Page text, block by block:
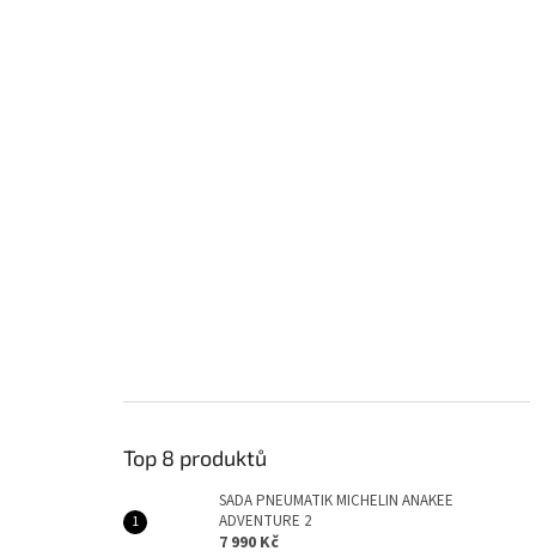
Top 8 produktů
SADA PNEUMATIK MICHELIN ANAKEE
ADVENTURE 2
7 990 Kč